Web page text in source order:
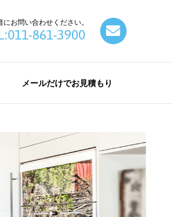
にお問い合わせください。
861-3900
メールだけでお見積もり